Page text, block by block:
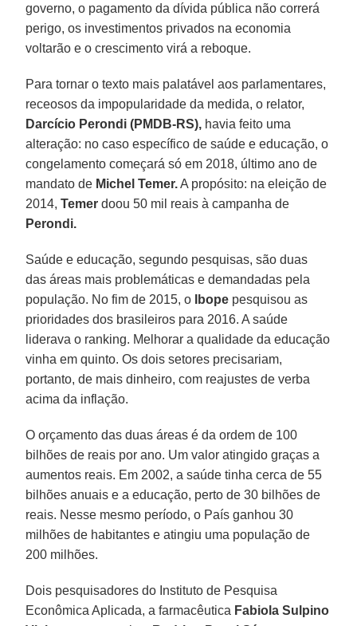
governo, o pagamento da dívida pública não correrá
perigo, os investimentos privados na economia
voltarão e o crescimento virá a reboque.
Para tornar o texto mais palatável aos parlamentares,
receosos da impopularidade da medida, o relator,
Darcício Perondi (PMDB-RS), havia feito uma
alteração: no caso específico de saúde e educação, o
congelamento começará só em 2018, último ano de
mandato de Michel Temer.A propósito: na eleição de
2014,Temer doou 50 mil reais à campanha de
Perondi.
Saúde e educação, segundo pesquisas, são duas
das áreas mais problemáticas e demandadas pela
população. No fim de 2015, o
Ibope pesquisou as
prioridades dos brasileiros para 2016. A saúde
liderava o ranking. Melhorar a qualidade da educação
vinha em quinto. Os dois setores precisariam,
portanto, de mais dinheiro, com reajustes de verba
acima da inflação.
O orçamento das duas áreas é da ordem de 100
bilhões de reais por ano. Um valor atingido graças a
aumentos reais. Em 2002, a saúde tinha cerca de 55
bilhões anuais e a educação, perto de 30 bilhões de
reais. Nesse mesmo período, o País ganhou 30
milhões de habitantes e atingiu uma população de
200 milhões.
Dois pesquisadores do Instituto de Pesquisa
Econômica Aplicada, a farmacêutica Fabiola Sulpino